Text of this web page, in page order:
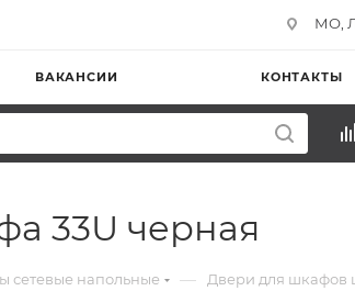
МО,
ВАКАНСИИ КОНТАКТЫ
33U черная
сетевые напольные — Двери для